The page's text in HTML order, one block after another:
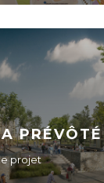
PRÉVÔTÉ
projet